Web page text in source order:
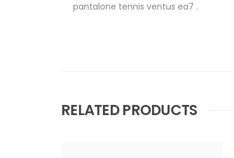
pantalone tennis ventus ea7 .
RELATED PRODUCTS